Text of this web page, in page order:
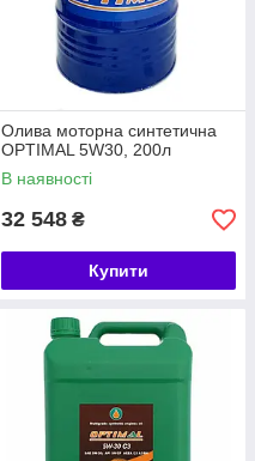
Олива моторна синтетична
OPTIMAL 5W30, 200л
В наявності
32 548 ₴
Купити